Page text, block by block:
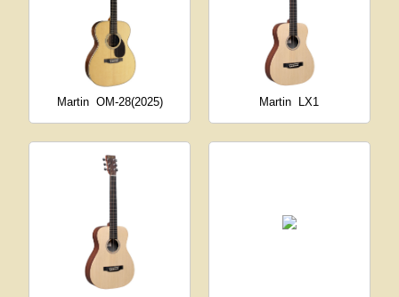
Martin OM-28(2025) Martin LX1